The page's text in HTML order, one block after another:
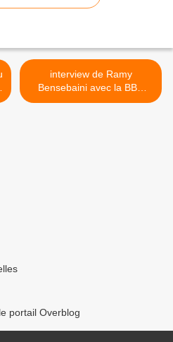
interview de Ramy
Bensebaini avec la BBC
Afrique, Février 2021 مقابلة
portail Overblog